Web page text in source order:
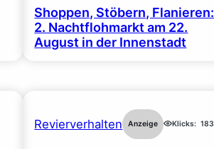
Shoppen, Stöbern, Flanieren:
2. Nachtflohmarkt am 22.
August in der Innenstadt
Revierverhalten Anzeige Klicks: 183